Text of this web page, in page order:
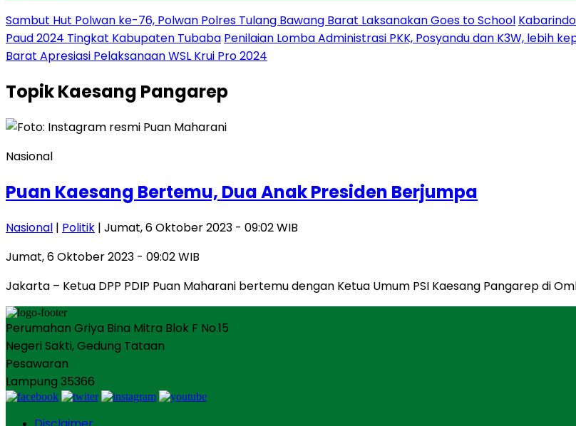
Sambut Hut Polwan ke-76, Polwan Polres Tulang Bawang Barat Laksanakan Goes to School
Paud 2024 Tingkat Kabupaten Tubaba Penilaian Lomba Administrasi PKK, Posyandu dan K3W, lebih
Barat Apresiasi Pelaksanaan WSL Krui Pro 2024
TopikKaesang Pangarep
Nasional
Puan Kaesang Bertemu, Dua Anak Presiden Berjumpa
Nasional | Politik | Jumat, 6 Oktober 2023 - 09:02 WIB
Jumat, 6 Oktober 2023 - 09:02 WIB
Jakarta – Ketua DPP PDIP Puan Maharani bertemu dengan Ketua Umum PSI Kaesang Pangarep di
Perumahan Griya Bina Mitra Blok F No.15
Negeri Sakti, Gedung Tataan
Pesawaran
Lampung 35366